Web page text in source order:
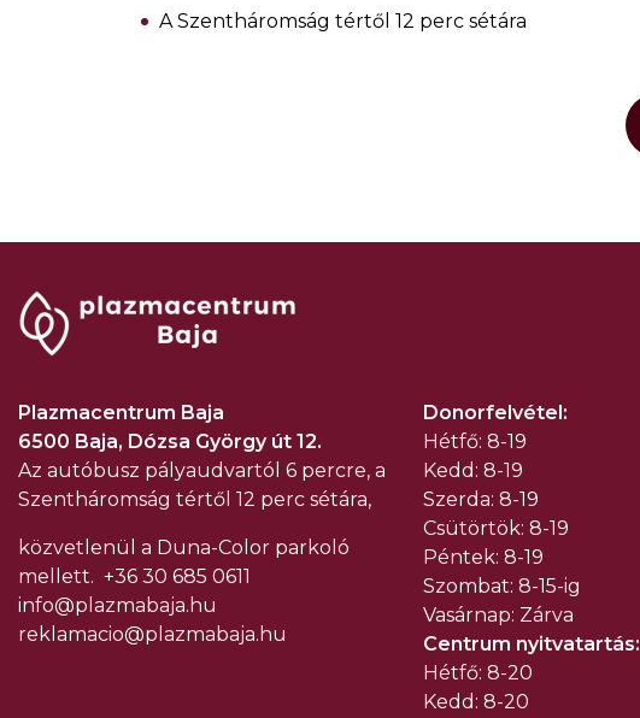
A Szentháromság tértől 12 perc sétára
Plazmacentrum Baja
6500 Baja, Dózsa György út 12.
Az autóbusz pályaudvartól 6 percre, a
Szentháromság tértől 12 perc sétára,
közvetlenül a Duna-Color parkoló
mellett. +36 30 685 0611
info@plazmabaja.hu
reklamacio@plazmabaja.hu
Donorfelvétel:
Hétfő: 8-19
Kedd: 8-19
Szerda: 8-19
Csütörtök: 8-19
Péntek: 8-19
Szombat: 8-15-ig
Vasárnap: Zárva
Centrum nyitvatartás:
Hétfő: 8-20
Kedd: 8-20